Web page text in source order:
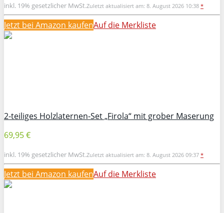
inkl. 19% gesetzlicher MwSt.Zuletzt aktualisiert am: 8. August 2026 10:38 *
Jetzt bei Amazon kaufenAuf die Merkliste
2-teiliges Holzlaternen-Set „Firola“ mit grober Maserung
69,95 €
inkl. 19% gesetzlicher MwSt.Zuletzt aktualisiert am: 8. August 2026 09:37 *
Jetzt bei Amazon kaufenAuf die Merkliste